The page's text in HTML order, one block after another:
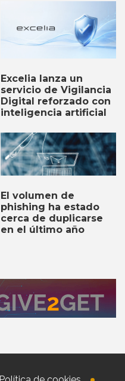
Excelia lanza un
servicio de Vigilancia
Digital reforzado con
inteligencia artificial
El volumen de
phishing ha estado
cerca de duplicarse
en el último año